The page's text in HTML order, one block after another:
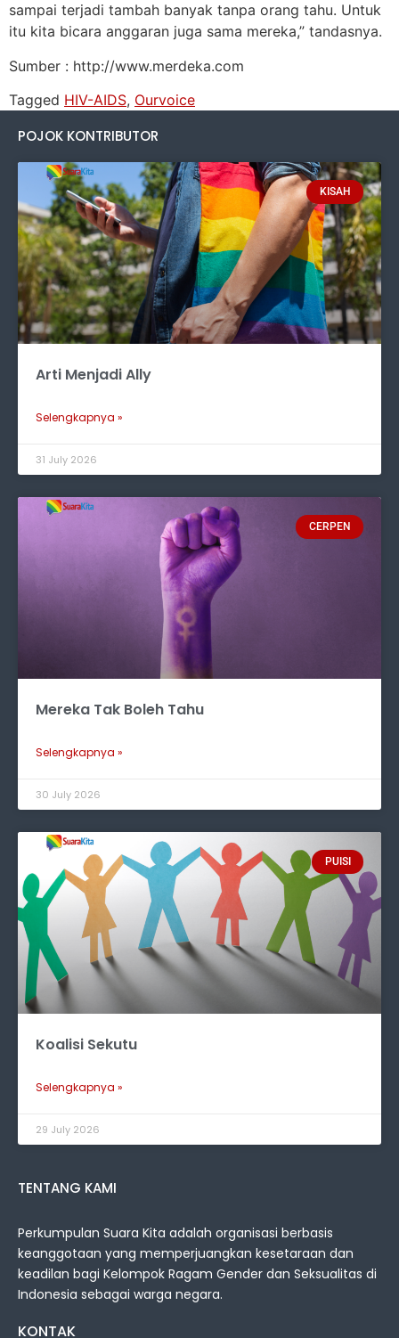
sampai terjadi tambah banyak tanpa orang tahu. Untuk
itu kita bicara anggaran juga sama mereka,” tandasnya.
Sumber : http://www.merdeka.com
Tagged HIV-AIDS, Ourvoice
POJOK KONTRIBUTOR
KISAH
Arti Menjadi Ally
Selengkapnya »
31 July 2026
CERPEN
Mereka Tak Boleh Tahu
Selengkapnya »
30 July 2026
PUISI
Koalisi Sekutu
Selengkapnya »
29 July 2026
TENTANG KAMI
Perkumpulan Suara Kita adalah organisasi berbasis
keanggotaan yang memperjuangkan kesetaraan dan
keadilan bagi Kelompok Ragam Gender dan Seksualitas di
Indonesia sebagai warga negara.
KONTAK